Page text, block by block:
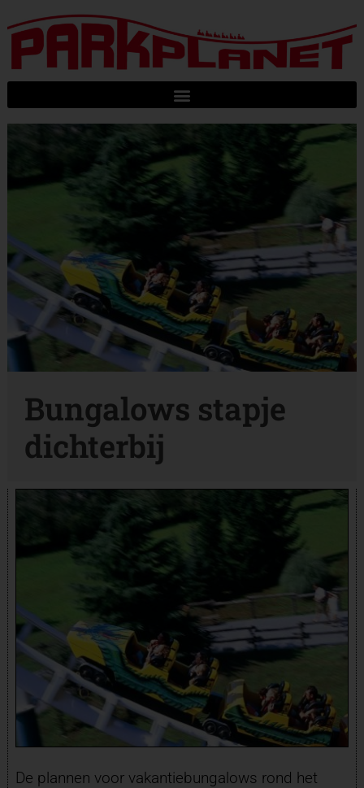
Bungalows stapje
dichterbij
De plannen voor vakantiebungalows rond het